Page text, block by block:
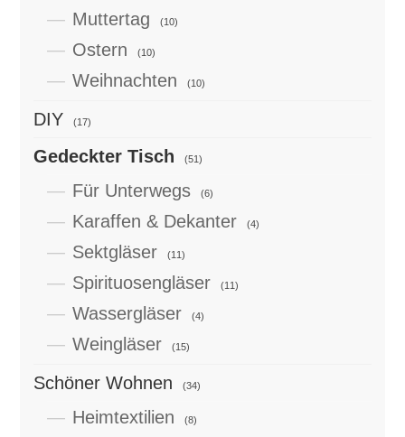
Muttertag (10)
Ostern (10)
Weihnachten (10)
DIY (17)
Gedeckter Tisch (51)
Für Unterwegs (6)
Karaffen & Dekanter (4)
Sektgläser (11)
Spirituosengläser (11)
Wassergläser (4)
Weingläser (15)
Schöner Wohnen (34)
Heimtextilien (8)